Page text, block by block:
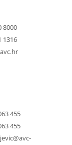
8000
1316
455
455